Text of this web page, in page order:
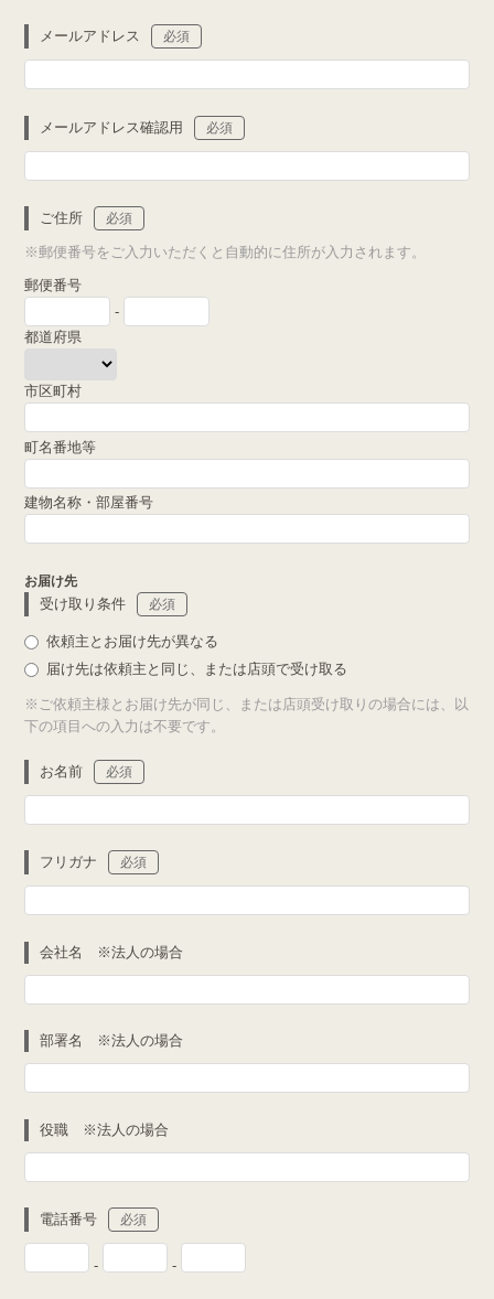
メールアドレス 必須
メールアドレス確認用 必須
ご住所 必須
※郵便番号をご入力いただくと自動的に住所が入力されます。
郵便番号
-
都道府県
市区町村
町名番地等
建物名称・部屋番号
お届け先
受け取り条件 必須
依頼主とお届け先が異なる
届け先は依頼主と同じ、または店頭で受け取る
※ご依頼主様とお届け先が同じ、または店頭受け取りの場合には、以
下の項目への入力は不要です。
お名前 必須
フリガナ 必須
会社名 ※法人の場合
部署名 ※法人の場合
役職 ※法人の場合
電話番号 必須
- -